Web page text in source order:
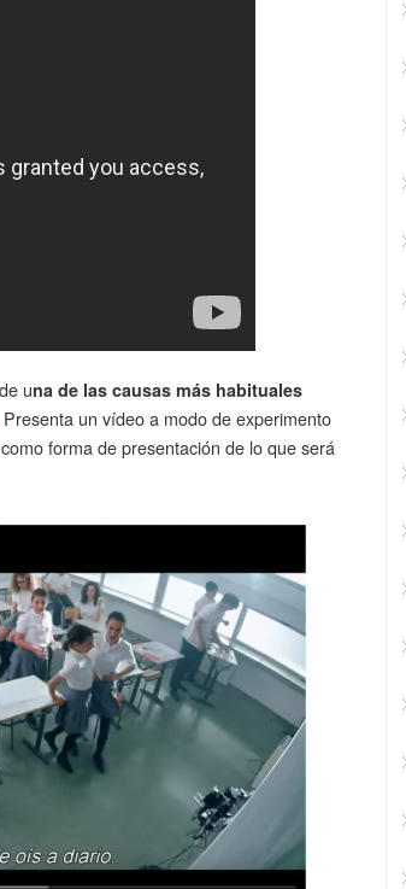
una de las causas más habituales
Presenta un vídeo a modo de experimento
forma de presentación de lo que será